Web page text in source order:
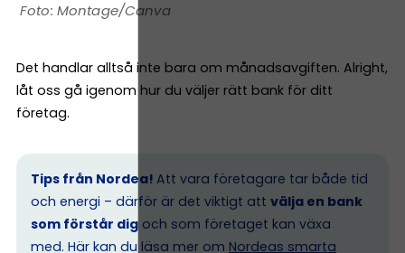
Montage/Canva
Det handlar alltså inte bara om månadsavgiften. Alright,
låt oss gå igenom hur du väljer rätt bank för ditt
företag.
Tips från Nordea! Att vara företagare tar både tid
och energi – därför är det viktigt att välja en bank
som förstår dig och som företaget kan växa
med. Här kan du läsa mer om Nordeas smarta